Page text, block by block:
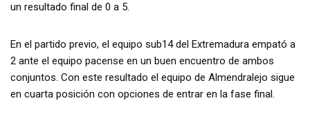
un resultado final de 0 a 5.
En el partido previo, el equipo sub14 del Extremadura empató a
2 ante el equipo pacense en un buen encuentro de ambos
conjuntos. Con este resultado el equipo de Almendralejo sigue
en cuarta posición con opciones de entrar en la fase final.